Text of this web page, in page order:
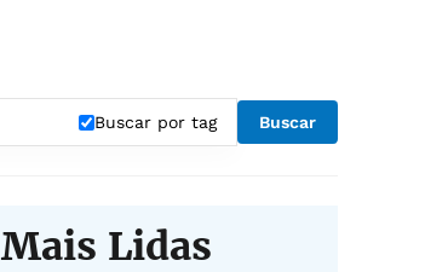
Buscar por tag Buscar
Mais Lidas